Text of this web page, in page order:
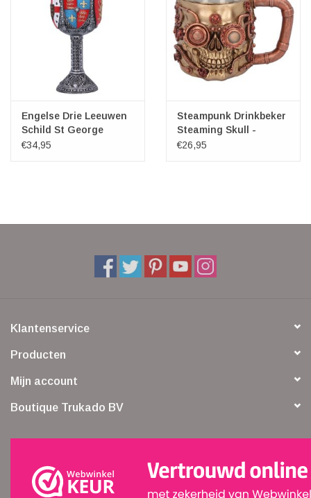
Engelse Drie Leeuwen
Schild St George
Hendrik IV Wijnbeker
€34,95
Steampunk Drinkbeker
Steaming Skull -
Nemesis Now
€26,95
Klantenservice
Producten
Mijn account
Boutique Trukado BV